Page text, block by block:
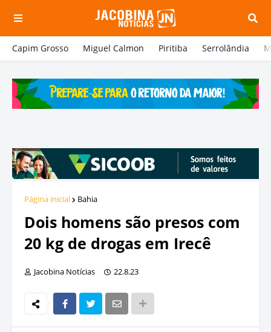
Capim Grosso Miguel Calmon Piritiba Serrolândia
Página inicial Bahia
Dois homens são presos com
20 kg de drogas em Irecê
Jacobina Notícias 22.8.23